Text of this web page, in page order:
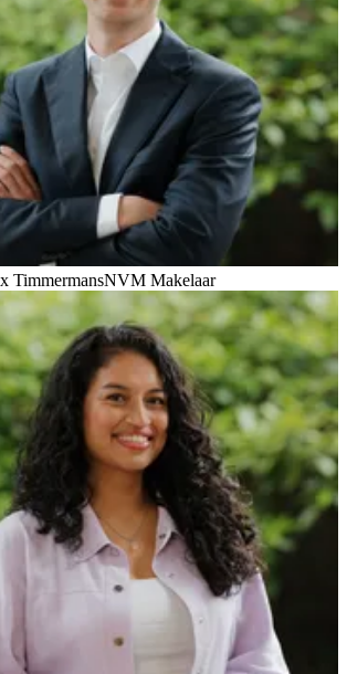
TimmermansNVM Makelaar